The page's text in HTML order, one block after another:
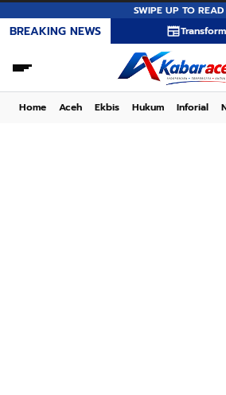
SWIPE UP TO READ
BREAKING NEWS Transformasi PT
Home Aceh Ekbis Hukum Inforial